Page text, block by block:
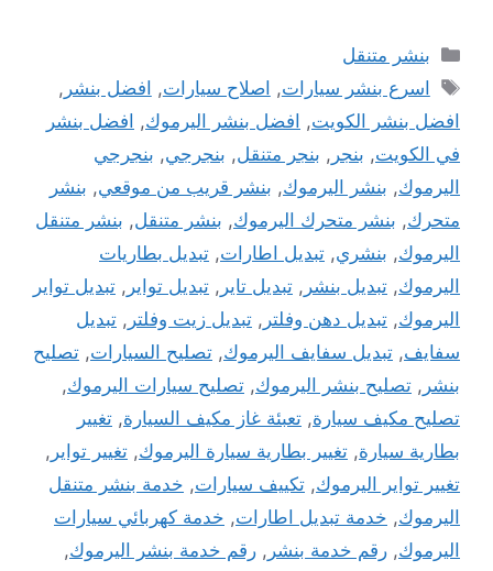
التصنيفات
بنشر متنقل
الوسوم
اسرع بنشر سيارات, اصلاح سيارات, افضل بنشر ,
افضل بنشر الكويت, افضل بنشر اليرموك, افضل بنشر
في الكويت, بنجر , بنجر متنقل, بنجرجي, بنجرجي
اليرموك, بنشر اليرموك, بنشر قريب من موقعي, بنشر
متحرك, بنشر متحرك اليرموك, بنشر متنقل, بنشر متنقل
اليرموك, بنشري, تبديل اطارات, تبديل بطاريات
اليرموك, تبديل بنشر , تبديل تاير , تبديل تواير , تبديل تواير
اليرموك, تبديل دهن وفلتر , تبديل زيت وفلتر , تبديل
سفايف, تبديل سفايف اليرموك, تصليح السيارات, تصليح
بنشر , تصليح بنشر اليرموك, تصليح سيارات اليرموك,
تصليح مكيف سيارة, تعبئة غاز مكيف السيارة, تغيير
بطارية سيارة, تغيير بطارية سيارة اليرموك, تغيير تواير ,
تغيير تواير اليرموك, تكييف سيارات, خدمة بنشر متنقل
اليرموك, خدمة تبديل اطارات, خدمة كهربائي سيارات
اليرموك, رقم خدمة بنشر , رقم خدمة بنشر اليرموك,